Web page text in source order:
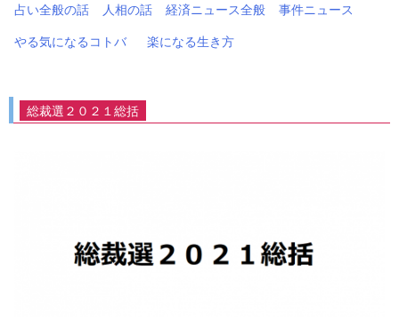
占い全般の話
人相の話 経済ニュース全般
事件ニュース
やる気になるコトバ
楽になる生き方
総裁選２０２１総括